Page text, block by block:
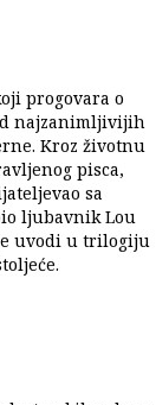
progovara o
najzanimljivijih
Kroz životnu
pisca,
sa
ljubavnik Lou
uvodi u trilogiju